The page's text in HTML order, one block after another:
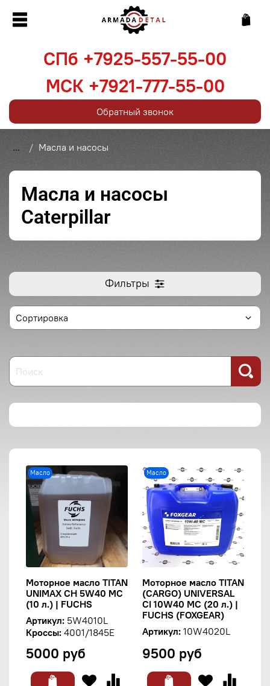
... Масла и насосы
Масла и насосы
Caterpillar
Фильтры
Масло
Моторное масло TITAN
UNIMAX CH 5W40 MC
(10 л.) | FUCHS
Артикул: 5W4010L
Кроссы: 4001/1845E
5000 руб
Масло
Моторное масло TITAN
(CARGO) UNIVERSAL
CI 10W40 MC (20 л.) |
FUCHS (FOXGEAR)
Артикул: 10W4020L
9500 руб
СПб +7925-557-55-00
МСК +7921-777-55-00
Обратный звонок